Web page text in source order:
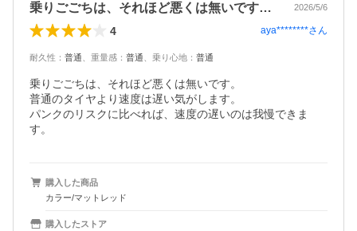
乗りごごちは、それほど悪くは無いです。… 2026/5/6
4 aya********さん
耐久性 ： 普通 重量感 ： 普通 乗り心地 ： 普通
乗りごごちは、それほど悪くは無いです。
普通のタイヤより速度は遅い気がします。
パンクのリスクに比べれば、速度の遅いのは我慢できま
す。
購入した商品
カラー/マットレッド
購入したストア